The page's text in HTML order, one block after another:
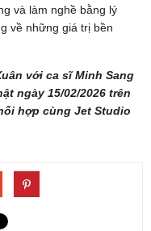
và làm nghề bằng lý
về những giá trị bền
với ca sĩ Minh Sang
ngày 15/02/2026 trên
hợp cùng Jet Studio